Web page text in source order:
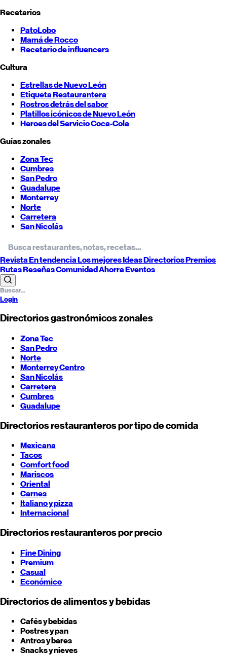
Recetarios
PatoLobo
Mamá de Rocco
Recetario de influencers
Cultura
Estrellas deNuevo León
Etiqueta Restaurantera
Rostros detrás del sabor
Platillos icónicos deNuevo León
Heroes del Servicio Coca-Cola
Guías zonales
Zona Tec
Cumbres
San Pedro
Guadalupe
Monterrey
Norte
Carretera
San Nicolás
RevistaEn tendenciaLos mejoresIdeasDirectoriosPremios
RutasReseñasComunidadAhorraEventos
Login
Directorios gastronómicos zonales
Zona Tec
San Pedro
Norte
MonterreyCentro
San Nicolás
Carretera
Cumbres
Guadalupe
Directorios restauranteros por tipo de comida
Mexicana
Tacos
Comfort food
Mariscos
Oriental
Carnes
Italiano y pizza
Internacional
Directorios restauranteros por precio
Fine Dining
Premium
Casual
Económico
Directorios de alimentos y bebidas
Cafés y bebidas
Postres y pan
Antros y bares
Snacks y nieves